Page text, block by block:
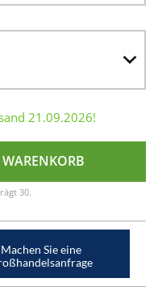
21.09.2026!
30.
Machen Sie eine